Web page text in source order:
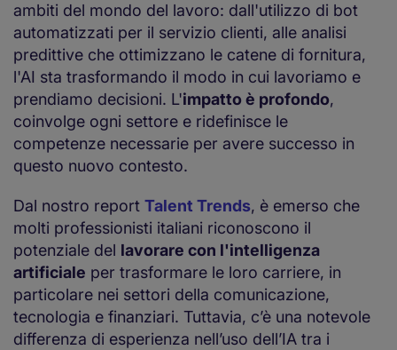
ambiti del mondo del lavoro: dall'utilizzo di bot
automatizzati per il servizio clienti, alle analisi
predittive che ottimizzano le catene di fornitura,
l'AI sta trasformando il modo in cui lavoriamo e
prendiamo decisioni. L'impatto è profondo,
coinvolge ogni settore e ridefinisce le
competenze necessarie per avere successo in
questo nuovo contesto.
Dal nostro report Talent Trends, è emerso che
molti professionisti italiani riconoscono il
potenziale del lavorare con l'intelligenza
artificiale per trasformare le loro carriere, in
particolare nei settori della comunicazione,
tecnologia e finanziari. Tuttavia, c’è una notevole
differenza di esperienza nell’uso dell’IA tra i